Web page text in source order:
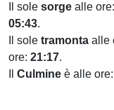
Il sole sorge alle ore:
05:43.
Il sole tramonta alle
ore: 21:17.
Culmine è alle ore: